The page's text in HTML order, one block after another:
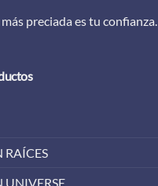
preciada es tu confianza.
RAÍCES
UNIVERSE